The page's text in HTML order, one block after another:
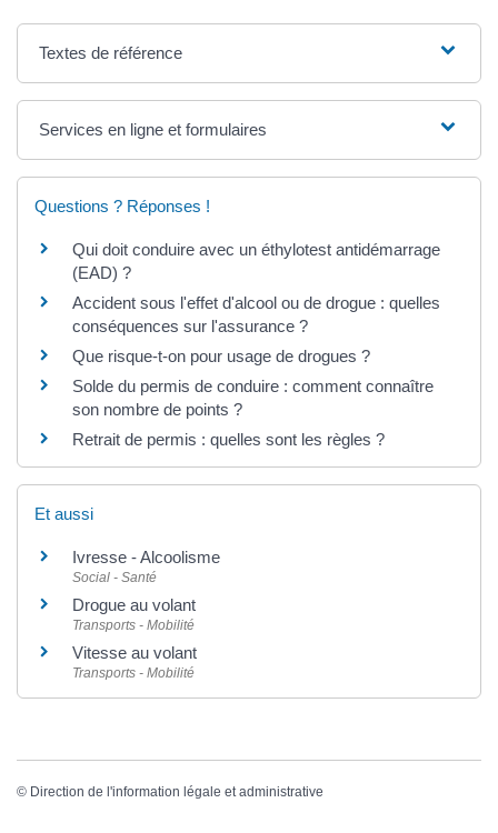
Textes de référence
Services en ligne et formulaires
Questions ? Réponses !
Qui doit conduire avec un éthylotest antidémarrage
(EAD) ?
Accident sous l'effet d'alcool ou de drogue : quelles
conséquences sur l'assurance ?
Que risque-t-on pour usage de drogues ?
Solde du permis de conduire : comment connaître
son nombre de points ?
Retrait de permis : quelles sont les règles ?
Et aussi
Ivresse - Alcoolisme
Social - Santé
Drogue au volant
Transports - Mobilité
Vitesse au volant
Transports - Mobilité
© Direction de l'information légale et administrative